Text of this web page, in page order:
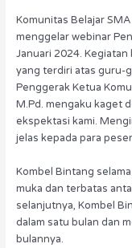
Komunitas Belajar
menggelar webinar
Januari 2024.
yang terdiri atas guru-
Penggerak Ketua
M.Pd. mengaku kaget
ekspektasi kami.
jelas kepada para
Kombel Bintang
muka dan terbatas
selanjutnya, Kombel
dalam satu bulan dan
bulannya.